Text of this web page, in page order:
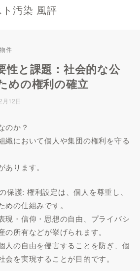
汚染 風評
件
性と課題：社会的な公
めの権利の確立
月12日
のか？
織において個人や集団の権利を守る
あります。
保護: 権利設定は、個人を尊重し、
の仕組みです。
現・信仰・思想の自由、プライバシ
の所有などが挙げられます。
人の自由を侵害することを防ぎ、個
会を実現することが目的です。